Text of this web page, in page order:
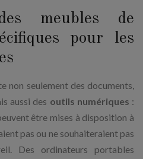
meubles de
pour les
non seulement des documents,
aussi des outils numériques :
être mises à disposition à
pas ou ne souhaiteraient pas
Des ordinateurs portables